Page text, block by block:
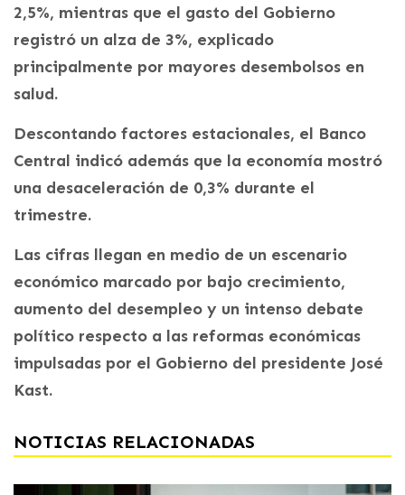
2,5%, mientras que el gasto del Gobierno
registró un alza de 3%, explicado
principalmente por mayores desembolsos en
salud.
Descontando factores estacionales, el Banco
Central indicó además que la economía mostró
una desaceleración de 0,3% durante el
trimestre.
Las cifras llegan en medio de un escenario
económico marcado por bajo crecimiento,
aumento del desempleo y un intenso debate
político respecto a las reformas económicas
impulsadas por el Gobierno del presidente José
Kast.
NOTICIAS RELACIONADAS